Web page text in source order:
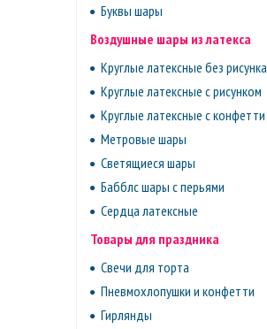
Буквы шары
Воздушные шары из латекса
Круглые латексные без рисунка
Круглые латексные с рисунком
Круглые латексные с конфетти
Метровые шары
Светящиеся шары
Бабблс шары с перьями
Сердца латексные
Товары для праздника
Свечи для торта
Пневмохлопушки и конфетти
Гирлянды